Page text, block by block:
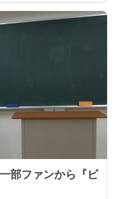
部ファンから『ビ